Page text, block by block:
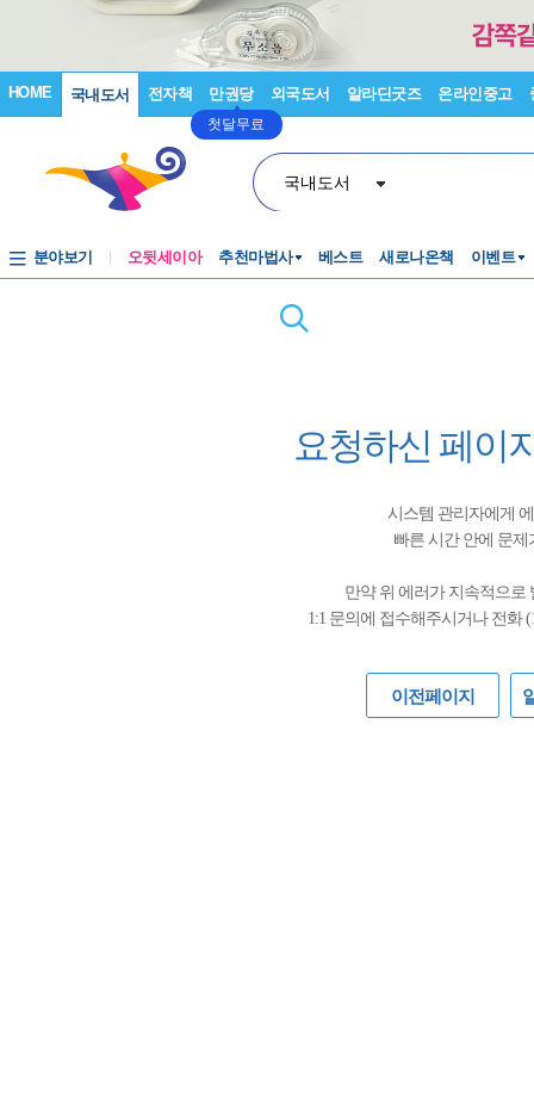
HOME 국내도서 전자책 만권당
첫달무료
외국도서 알라딘굿즈 온라인중고
국내도서
분야보기 오뒷세이아 추천마법사 베스트 새로나온책 이벤트
요청하신 페이
시스템 관리자에게
빠른 시간 안에 문
만약 위 에러가 지속적으로
1:1 문의에 접수해주시거나 전화 (
이전페이지